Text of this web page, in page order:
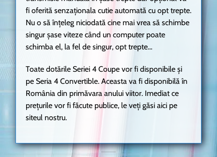
fi oferită senzaționala cutie automată cu opt trepte.
Nu o să înțeleg niciodată cine mai vrea să schimbe
singur șase viteze când un computer poate
schimba el, la fel de singur, opt trepte…
Toate dotările Seriei 4 Coupe vor fi disponibile și
pe Seria 4 Convertible. Aceasta va fi disponibilă în
România din primăvara anului viitor. Imediat ce
prețurile vor fi făcute publice, le veți găsi aici pe
siteul nostru.